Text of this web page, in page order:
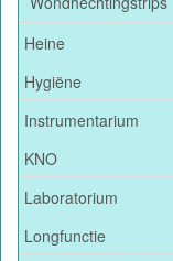
Heine
Hygiëne
Instrumentarium
KNO
Laboratorium
Longfunctie